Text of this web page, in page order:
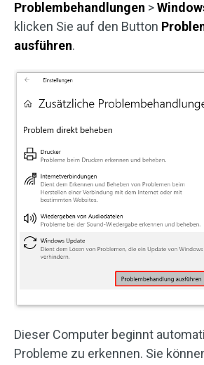
Problembehandlungen >
klicken Sie auf den Button
ausführen.
Dieser Computer beginnt
Probleme zu erkennen. Sie